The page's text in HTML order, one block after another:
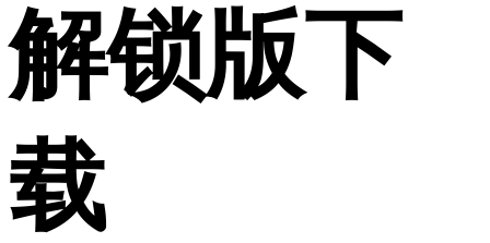
解锁版下
载